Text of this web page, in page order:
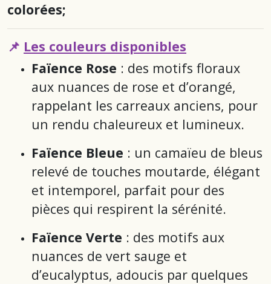
colorées;
📌 Les couleurs disponibles
Faïence Rose : des motifs floraux
aux nuances de rose et d’orangé,
rappelant les carreaux anciens, pour
un rendu chaleureux et lumineux.
Faïence Bleue : un camaïeu de bleus
relevé de touches moutarde, élégant
et intemporel, parfait pour des
pièces qui respirent la sérénité.
Faïence Verte : des motifs aux
nuances de vert sauge et
d’eucalyptus, adoucis par quelques